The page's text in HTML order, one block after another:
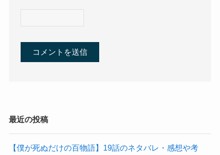
最近の投稿
【僕が死ぬだけの百物語】19話のネタバレ・感想や考